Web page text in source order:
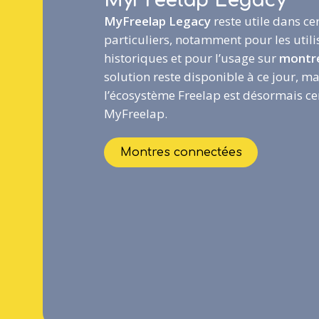
MyFreelap Legacy reste utile dans
particuliers, notamment pour les
historiques et pour l’usage sur
solution reste disponible à ce jour,
l’écosystème Freelap est désormais
MyFreelap.
Montres connectées